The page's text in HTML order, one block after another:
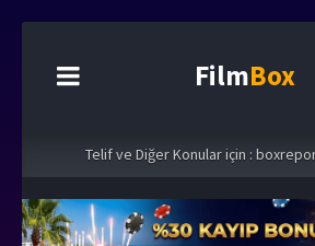
FilmBox
Telif ve Diğer Konular için :